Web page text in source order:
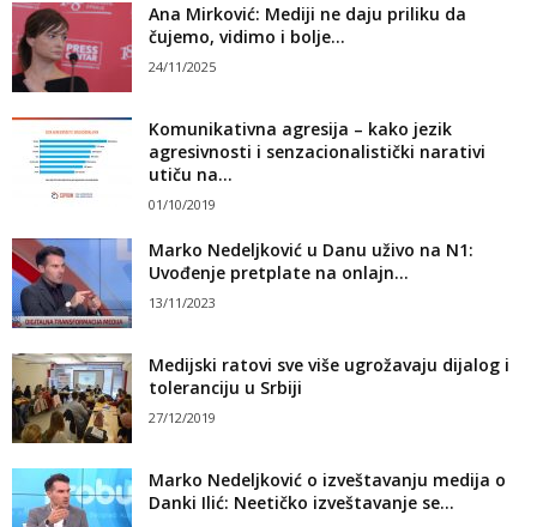
Ana Mirković: Mediji ne daju priliku da
čujemo, vidimo i bolje...
24/11/2025
Komunikativna agresija – kako jezik
agresivnosti i senzacionalistički narativi
utiču na...
01/10/2019
Marko Nedeljković u Danu uživo na N1:
Uvođenje pretplate na onlajn...
13/11/2023
Medijski ratovi sve više ugrožavaju dijalog i
toleranciju u Srbiji
27/12/2019
Marko Nedeljković o izveštavanju medija o
Danki Ilić: Neetičko izveštavanje se...